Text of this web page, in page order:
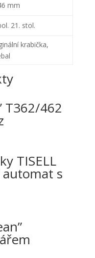
mm
21. stol.
krabička,
T362/462
TISELL
automat s